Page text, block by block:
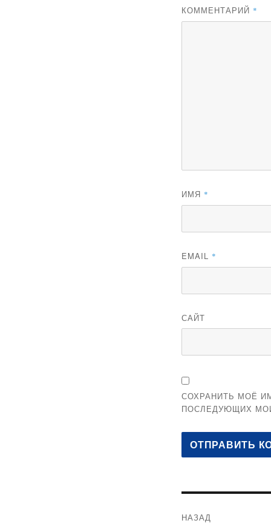
КОММЕНТАРИЙ *
ИМЯ *
EMAIL *
САЙТ
СОХРАНИТЬ МОЁ
ПОСЛЕДУЮЩИХ
НАЗАД